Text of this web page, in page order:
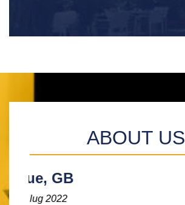
ABOUT US
Carlo, GB
19 lug 2022